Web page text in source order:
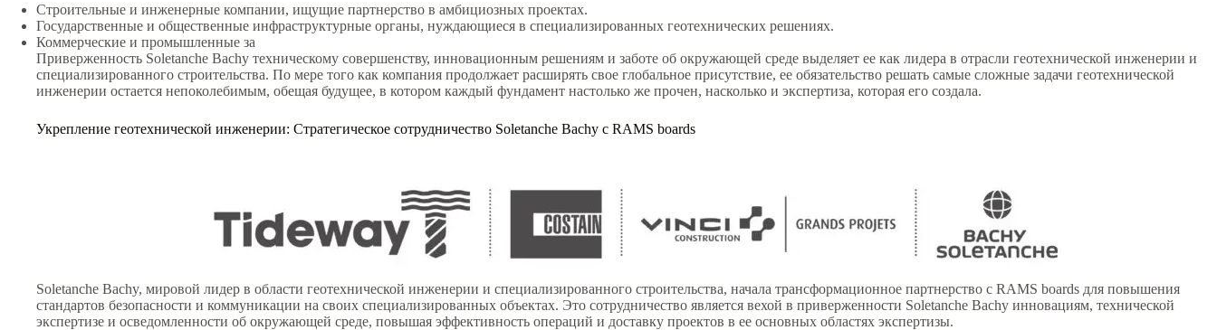
Строительные и инженерные компании, ищущие партнерство в амбициозных проектах.
Государственные и общественные инфраструктурные органы, нуждающиеся в специализированных геотехнических решениях.
Коммерческие и промышленные за
Приверженность Soletanche Bachy техническому совершенству, инновационным решениям и заботе об окружающей среде выделяет ее как лидера в отрасли геотехнической инженерии и
специализированного строительства. По мере того как компания продолжает расширять свое глобальное присутствие, ее обязательство решать самые сложные задачи геотехнической
инженерии остается непоколебимым, обещая будущее, в котором каждый фундамент настолько же прочен, насколько и экспертиза, которая его создала.
Укрепление геотехнической инженерии: Стратегическое сотрудничество Soletanche Bachy с RAMS boards
Soletanche Bachy, мировой лидер в области геотехнической инженерии и специализированного строительства, начала трансформационное партнерство с RAMS boards для повышения
стандартов безопасности и коммуникации на своих специализированных объектах. Это сотрудничество является вехой в приверженности Soletanche Bachy инновациям, технической
экспертизе и осведомленности об окружающей среде, повышая эффективность операций и доставку проектов в ее основных областях экспертизы.